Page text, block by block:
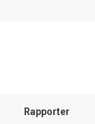
Rapporter